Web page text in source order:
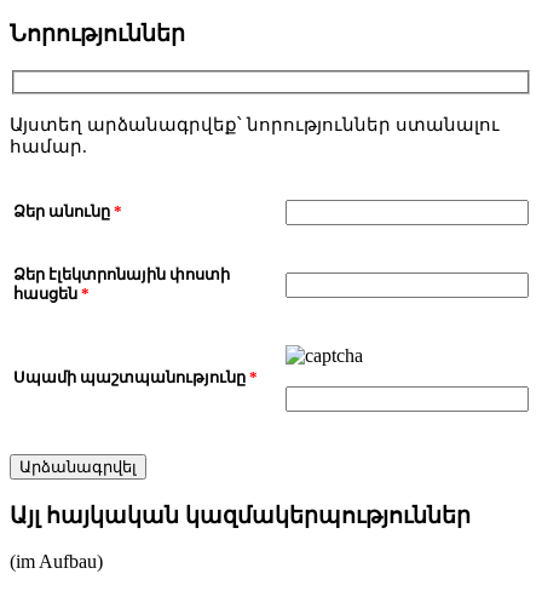
Նորություններ
Այստեղ արձանագրվեք՝ նորություններ ստանալու
համար.
Ձեր անունը *
Ձեր էլեկտրոնային փոստի
հասցեն *
Սպամի պաշտպանությունը *
Այլ հայկական կազմակերպություններ
(im Aufbau)